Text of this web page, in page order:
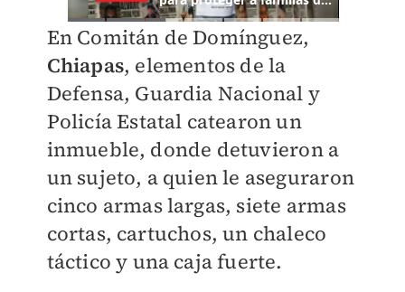
En Comitán de Domínguez,
Chiapas, elementos de la
Defensa, Guardia Nacional y
Policía Estatal catearon un
inmueble, donde detuvieron a
un sujeto, a quien le aseguraron
cinco armas largas, siete armas
cortas, cartuchos, un chaleco
táctico y una caja fuerte.